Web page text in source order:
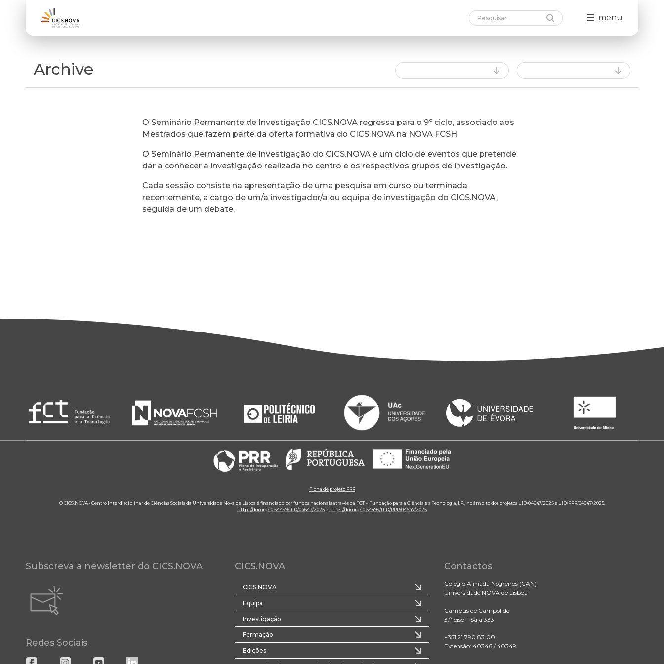
menu
Archive
O Seminário Permanente de Investigação CICS.NOVA regressa para o 9º ciclo, associado aos
Mestrados que fazem parte da oferta formativa do CICS.NOVA na NOVA FCSH
O Seminário Permanente de Investigação do CICS.NOVA é um ciclo de eventos que pretende
dar a conhecer a investigação realizada no centro e os respectivos grupos de investigação.
Cada sessão consiste na apresentação de uma pesquisa em curso ou terminada
recentemente, a cargo de um/a investigador/a ou equipa de investigação do CICS.NOVA,
seguida de um debate.
Ficha de projeto PRR
O CICS.NOVA - Centro Interdisciplinar de Ciências Sociais da Universidade Nova de Lisboa é financiado por fundos nacionais através da FCT – Fundação para a Ciência e a Tecnologia, I.P., no âmbito dos projetos UID/04647/2025 e UID/PRR/04647/2025.
https://doi.org/10.54499/UID/04647/2025e https://doi.org/10.54499/UID/PRR/04647/2025
Subscreva a newsletter do CICS.NOVA
Redes Sociais
CICS.NOVA
CICS.NOVA
Equipa
Investigação
Formação
Edições
Contactos
Colégio Almada Negreiros (CAN)
Universidade NOVA de Lisboa
Campus de Campolide
3.º piso – Sala 333
+351 21 790 83 00
Extensão: 40346 / 40349